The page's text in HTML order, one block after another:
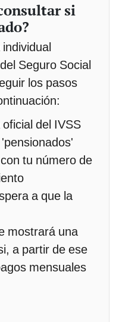
si
Seguro Social
los pasos
del IVSS
tu número de
a que la
mostrará una
a partir de ese
mensuales